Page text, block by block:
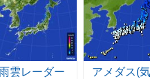
雲レーダー アメダス(